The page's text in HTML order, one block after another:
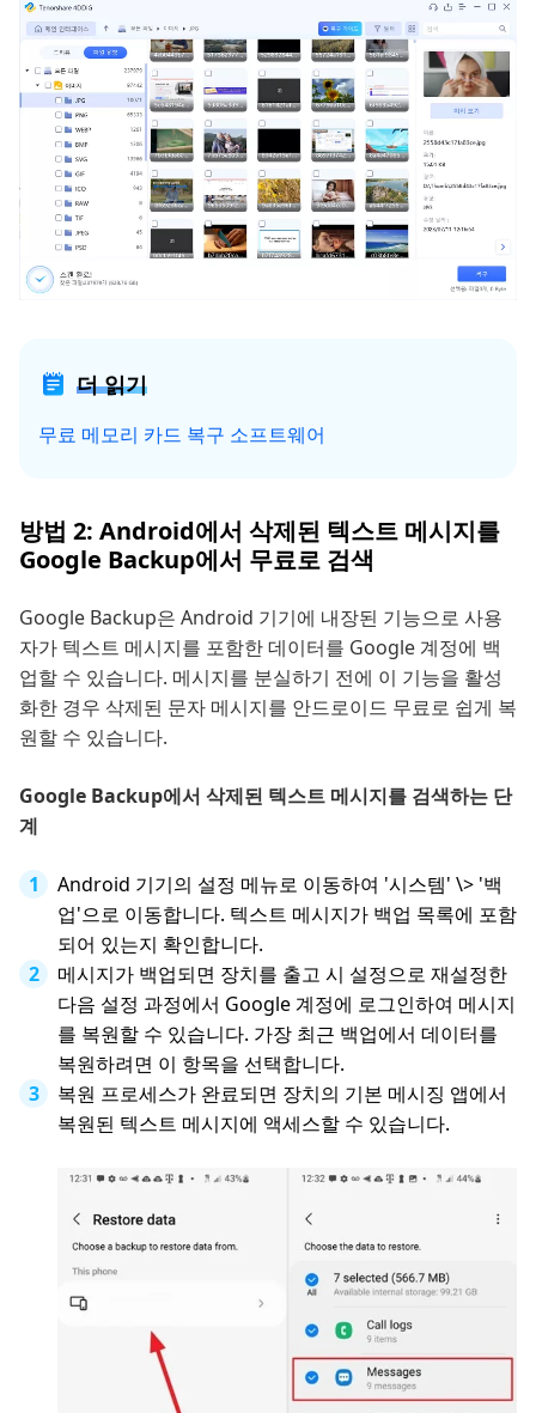
더 읽기
무료 메모리 카드 복구 소프트웨어
방법 2: Android에서 삭제된 텍스트 메시지를
Google Backup에서 무료로 검색
Google Backup은 Android 기기에 내장된 기능으로 사용
자가 텍스트 메시지를 포함한 데이터를 Google 계정에 백
업할 수 있습니다. 메시지를 분실하기 전에 이 기능을 활성
화한 경우 삭제된 문자 메시지를 안드로이드 무료로 쉽게 복
원할 수 있습니다.
Google Backup에서 삭제된 텍스트 메시지를 검색하는 단
계
Android 기기의 설정 메뉴로 이동하여 '시스템' \> '백
업'으로 이동합니다. 텍스트 메시지가 백업 목록에 포함
되어 있는지 확인합니다.
메시지가 백업되면 장치를 출고 시 설정으로 재설정한
다음 설정 과정에서 Google 계정에 로그인하여 메시지
를 복원할 수 있습니다. 가장 최근 백업에서 데이터를
복원하려면 이 항목을 선택합니다.
복원 프로세스가 완료되면 장치의 기본 메시징 앱에서
복원된 텍스트 메시지에 액세스할 수 있습니다.